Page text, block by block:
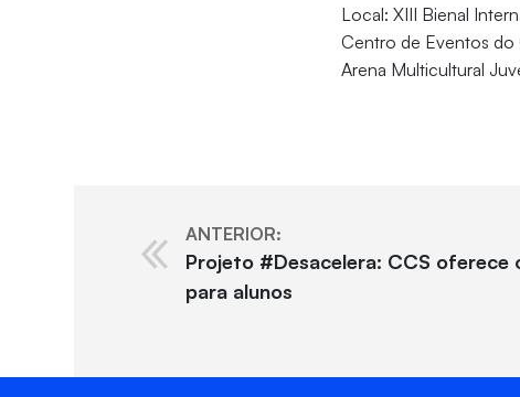
Local: XIII Bienal
Centro de Eventos do
Arena Multicultural
ANTERIOR:
Projeto #Desacelera: CCS oferece
para alunos